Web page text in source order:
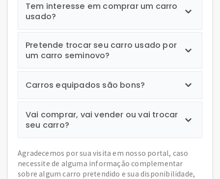
Tem interesse em comprar um carro
usado?
Pretende trocar seu carro usado por
um carro seminovo?
Carros equipados são bons?
Vai comprar, vai vender ou vai trocar
seu carro?
Agradecemos por sua visita em nosso portal, caso
necessite de alguma informação complementar
sobre algum carro pretendido e sua disponibilidade,